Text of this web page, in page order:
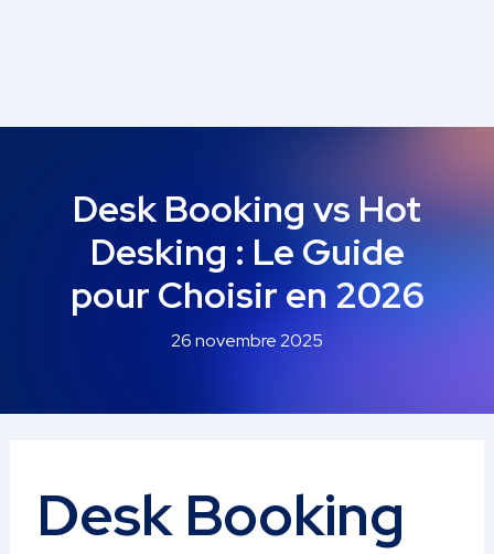
Desk Booking vs Hot
Desking : Le Guide
pour Choisir en 2026
26 novembre 2025
Desk Booking